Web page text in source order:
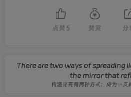
点赞 5 赞赏 分
There are two ways of spreading
the mirror that
传递光亮有两种方式：成为一支